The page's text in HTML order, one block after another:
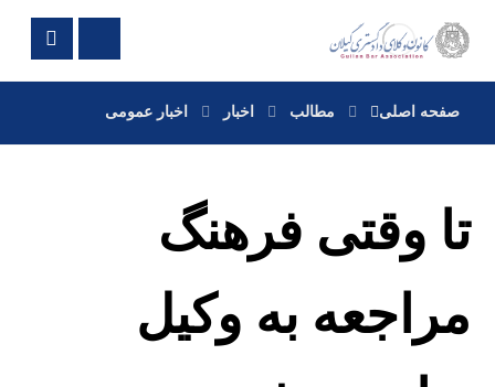
صفحه اصلی مطالب اخبار اخبار عمومی
تا وقتی فرهنگ
مراجعه به وکیل